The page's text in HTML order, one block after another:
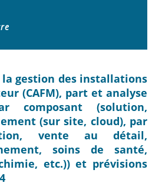
gestion des installations
(CAFM), part et analyse
composant (solution,
(sur site, cloud), par
vente au détail,
soins de santé,
etc.)) et prévisions